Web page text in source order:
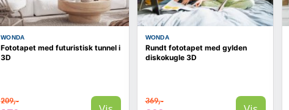
WONDA
Fototapet med futuristisk tunnel i
3D
209,-
WONDA
Rundt fototapet med gylden
diskokugle 3D
369,-